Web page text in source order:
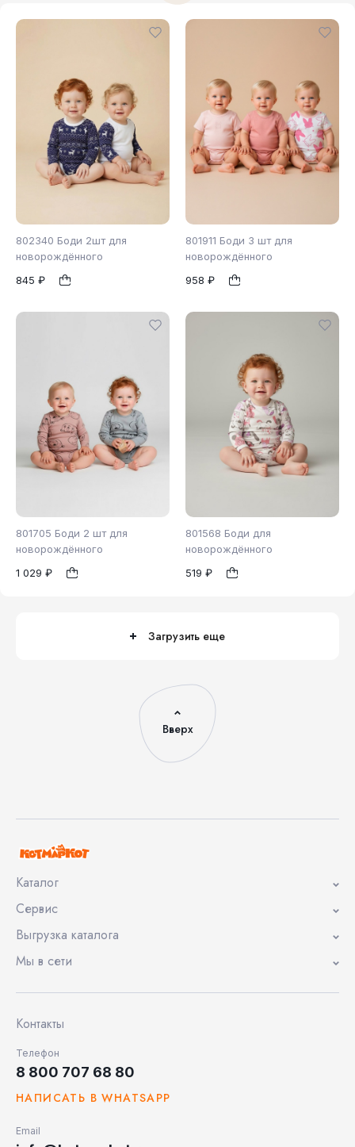
802340 Боди 2шт для
новорождённого
845 ₽
801911 Боди 3 шт для
новорождённого
958 ₽
56 62
801705 Боди 2 шт для
новорождённого
1 029 ₽
62 74
801568 Боди для
новорождённого
519 ₽
62
Загрузить еще
Вверх
Каталог
Сервис
Выгрузка каталога
Мы в сети
Контакты
Телефон
8 800 707 68 80
НАПИСАТЬ В WHATSAPP
Email